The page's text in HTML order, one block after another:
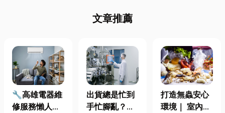
文章推薦
🔧高雄電器維
修服務懶人包
出貨總是忙到
手忙腳亂？包
打造無蟲安心
環境｜ 室內外